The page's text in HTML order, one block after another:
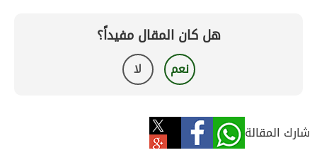
هل كان المقال مفيداً؟
نعم لا
شارك المقالة